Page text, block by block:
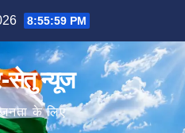
8:55:59 PM
सेतु न्यूज
के लिए